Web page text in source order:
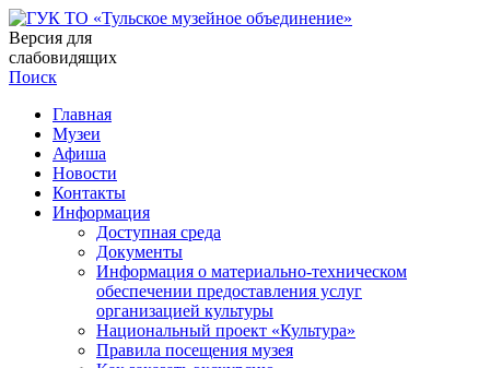
Версия для
слабовидящих
Поиск
Главная
Музеи
Афиша
Новости
Контакты
Информация
Доступная среда
Документы
Информация о материально-техническом
обеспечении предоставления услуг
организацией культуры
Национальный проект «Культура»
Правила посещения музея